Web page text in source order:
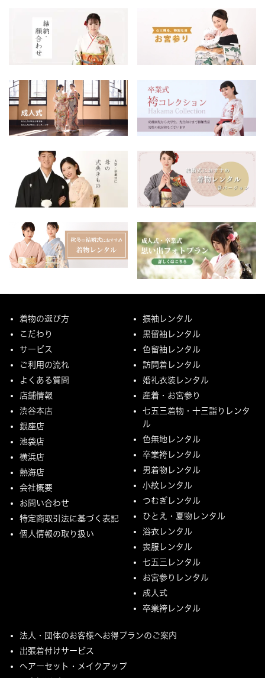
着物の選び方
こだわり
サービス
ご利用の流れ
よくある質問
店舗情報
渋谷本店
銀座店
池袋店
横浜店
熱海店
会社概要
お問い合わせ
特定商取引法に基づく表記
個人情報の取り扱い
振袖レンタル
黒留袖レンタル
色留袖レンタル
訪問着レンタル
婚礼衣装レンタル
産着・お宮参り
七五三着物・十三詣りレンタ
ル
色無地レンタル
卒業袴レンタル
男着物レンタル
小紋レンタル
つむぎレンタル
ひとえ・夏物レンタル
浴衣レンタル
喪服レンタル
七五三レンタル
お宮参りレンタル
成人式
卒業袴レンタル
法人・団体のお客様へお得プランのご案内
出張着付けサービス
ヘアーセット・メイクアップ